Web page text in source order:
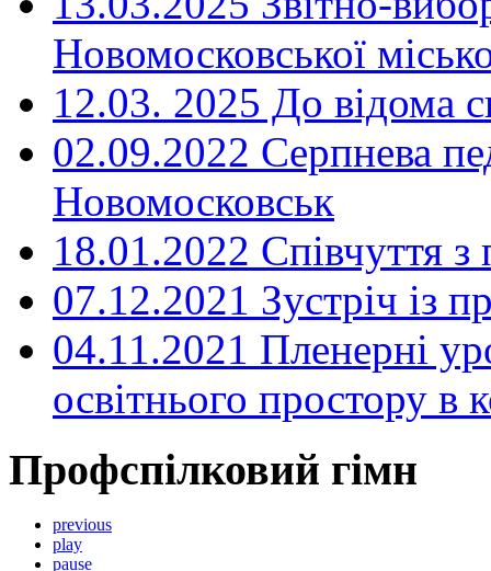
Новомосковської
12.03. 2025 До відома
02.09.2022 Серпнева
Новомосковськ
18.01.2022 Співчуття з
07.12.2021 Зустріч із
04.11.2021 Пленерні
освітнього простору
Профспілковий гімн
previous
play
pause